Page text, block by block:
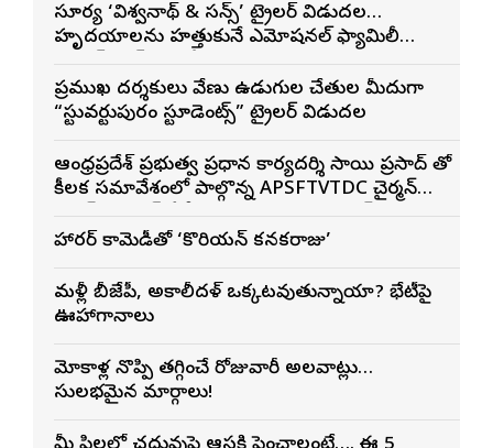
సూర్య ‘విశ్వనాథ్ & సన్స్’ ట్రైలర్ విడుదల…
హృదయాలను హత్తుకునే ఎమోషనల్ ఫ్యామిలీ
ప్రముఖ దర్శకులు వేణు ఉడుగుల చేతుల మీదుగా
“స్టువర్టుపురం స్టూడెంట్స్” ట్రైలర్ విడుదల
ఆంధ్రప్రదేశ్ ప్రభుత్వ ప్రధాన కార్యదర్శి సాయి ప్రసాద్ తో
కీలక సమావేశంలో పాల్గొన్న APSFTVTDC చైర్మన్
శాఖల అధికారులు
హారర్ కామెడీతో ‘కొరియన్ కనకరాజు’
మళ్లీ బీజేపీ, అకాలీదళ్ ఒక్కటవుతున్నాయా? భేటీపై
ఊహాగానాలు
మోకాళ్ల నొప్పి తగ్గించే రోజువారీ అలవాట్లు…
సులభమైన మార్గాలు!